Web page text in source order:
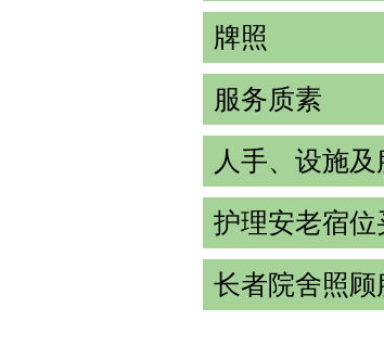
牌照
服务质素
人手、设施及
护理安老宿位
长者院舍照顾